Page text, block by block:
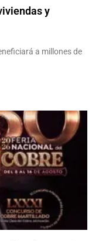
y
a millones de